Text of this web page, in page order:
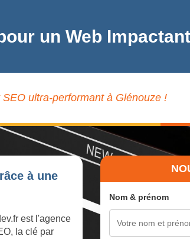
un Web
ultra-performant à Glénouze !
à une
est l'agence
la clé par
Nom & prénom